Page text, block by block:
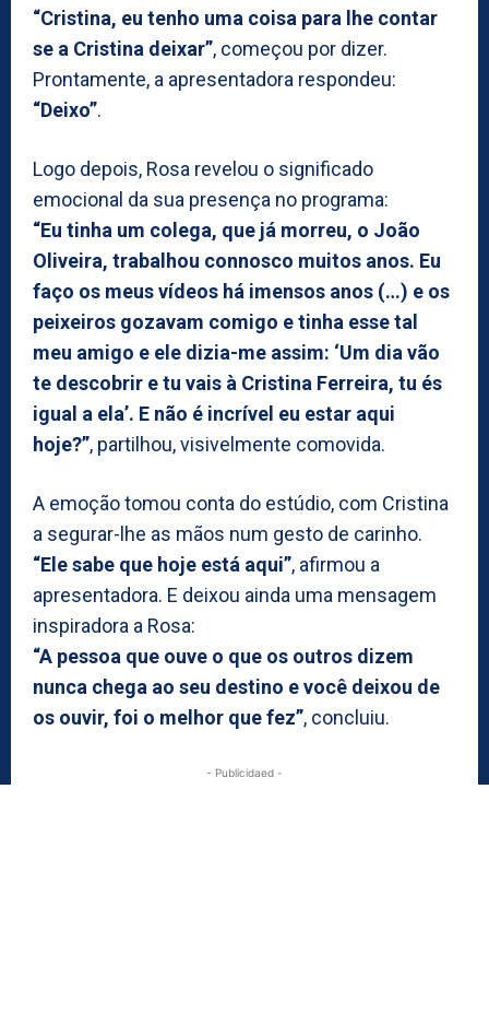
“Cristina, eu tenho uma coisa para lhe contar
se a Cristina deixar”, começou por dizer.
Prontamente, a apresentadora respondeu:
“Deixo”.
Logo depois, Rosa revelou o significado
emocional da sua presença no programa:
“Eu tinha um colega, que já morreu, o João
Oliveira, trabalhou connosco muitos anos. Eu
faço os meus vídeos há imensos anos (…) e os
peixeiros gozavam comigo e tinha esse tal
meu amigo e ele dizia-me assim: ‘Um dia vão
te descobrir e tu vais à Cristina Ferreira, tu és
igual a ela’. E não é incrível eu estar aqui
hoje?”, partilhou, visivelmente comovida.
A emoção tomou conta do estúdio, com Cristina
a segurar-lhe as mãos num gesto de carinho.
“Ele sabe que hoje está aqui”, afirmou a
apresentadora. E deixou ainda uma mensagem
inspiradora a Rosa:
“A pessoa que ouve o que os outros dizem
nunca chega ao seu destino e você deixou de
os ouvir, foi o melhor que fez”, concluiu.
- Publicidaed -